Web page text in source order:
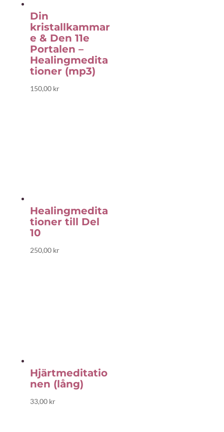
Din
kristallkammar
e & Den 11e
Portalen –
Healingmedita
tioner (mp3)
150,00 kr
Healingmedita
tioner till Del
10
250,00 kr
Hjärtmeditatio
nen (lång)
33,00 kr